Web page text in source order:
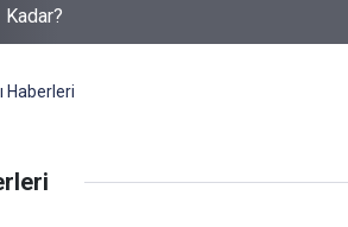
Kadar?
Haberleri